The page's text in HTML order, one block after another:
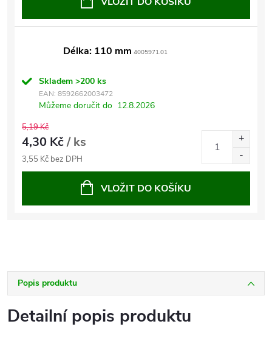
Délka: 110 mm 4005971.01
Skladem >200 ks
EAN: 8592662003472
Můžeme doručit do 12.8.2026
5,19 Kč
4,30 Kč/ ks
3,55 Kč bez DPH
VLOŽIT DO KOŠÍKU
Popis produktu
Detailní popis produktu